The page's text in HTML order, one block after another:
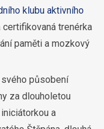
klubu aktivního
trenérka
paměti a mozkový
působení
za dlouholetou
iniciátorkou a